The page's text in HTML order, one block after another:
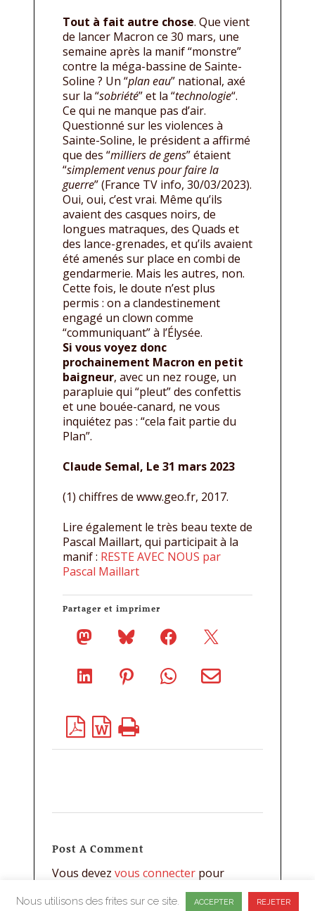
Tout à fait autre chose. Que vient
de lancer Macron ce 30 mars, une
semaine après la manif “monstre”
contre la méga-bassine de Sainte-
Soline ? Un “plan eau” national, axé
sur la “sobriété” et la “technologie“.
Ce qui ne manque pas d’air.
Questionné sur les violences à
Sainte-Soline, le président a affirmé
que des “milliers de gens” étaient
“simplement venus pour faire la
guerre” (France TV info, 30/03/2023).
Oui, oui, c’est vrai. Même qu’ils
avaient des casques noirs, de
longues matraques, des Quads et
des lance-grenades, et qu’ils avaient
été amenés sur place en combi de
gendarmerie. Mais les autres, non.
Cette fois, le doute n’est plus
permis : on a clandestinement
engagé un clown comme
“communiquant” à l’Élysée.
Si vous voyez donc
prochainement Macron en petit
baigneur, avec un nez rouge, un
parapluie qui “pleut” des confettis
et une bouée-canard, ne vous
inquiétez pas : “cela fait partie du
Plan”.
Claude Semal, Le 31 mars 2023
(1) chiffres de www.geo.fr, 2017.
Lire également le très beau texte de
Pascal Maillart, qui participait à la
manif : RESTE AVEC NOUS par
Pascal Maillart
Partager et imprimer
Post A Comment
Vous devez vous connecter pour
Nous utilisons des frites sur ce site. ACCEPTER REJETER